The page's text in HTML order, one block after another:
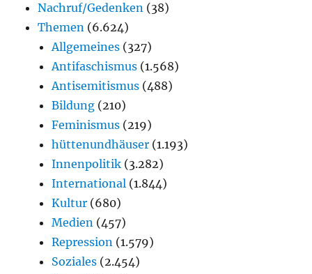
Nachruf/Gedenken (38)
Themen (6.624)
Allgemeines (327)
Antifaschismus (1.568)
Antisemitismus (488)
Bildung (210)
Feminismus (219)
hüttenundhäuser (1.193)
Innenpolitik (3.282)
International (1.844)
Kultur (680)
Medien (457)
Repression (1.579)
Soziales (2.454)